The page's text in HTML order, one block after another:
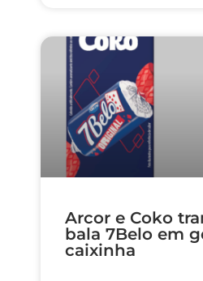
Arcor e Coko
bala 7Belo em
caixinha